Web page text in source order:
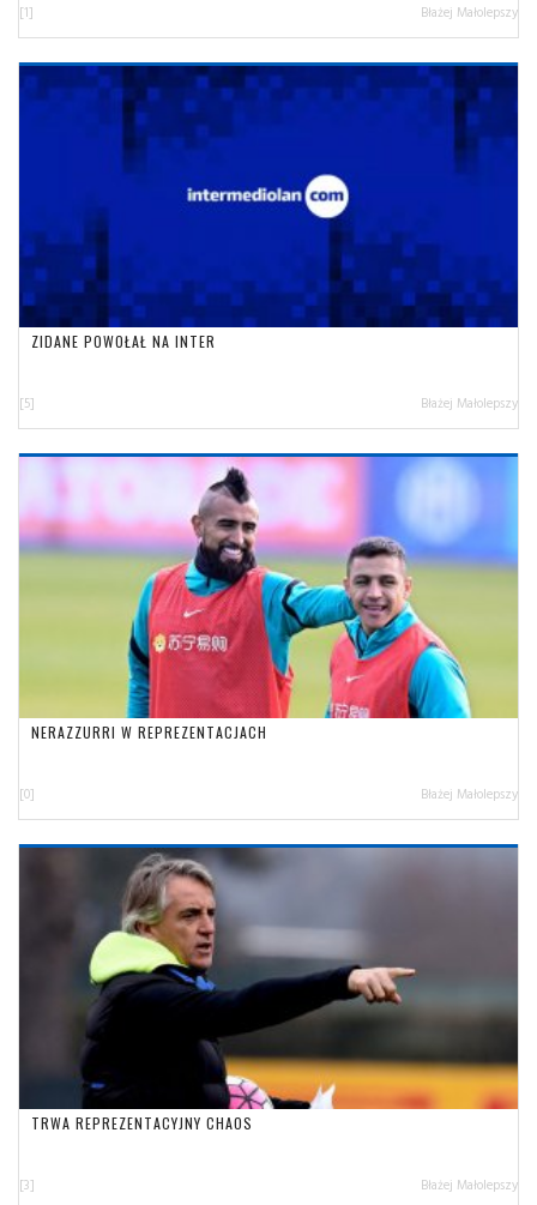
[1] Błażej Małolepszy
ZIDANE POWOŁAŁ NA INTER
[5] Błażej Małolepszy
NERAZZURRI W REPREZENTACJACH
[0] Błażej Małolepszy
TRWA REPREZENTACYJNY CHAOS
[3] Błażej Małolepszy